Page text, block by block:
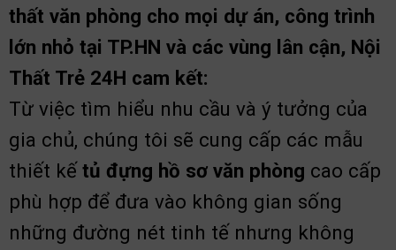
thất văn phòng cho mọi dự án, công trình
lớn nhỏ tại TP.HN và các vùng lân cận, Nội
Thất Trẻ 24H cam kết:
Từ việc tìm hiểu nhu cầu và ý tưởng của
gia chủ, chúng tôi sẽ cung cấp các mẫu
thiết kếtủ đựng hồ sơ văn phòng cao cấp
phù hợp để đưa vào không gian sống
những đường nét tinh tế nhưng không